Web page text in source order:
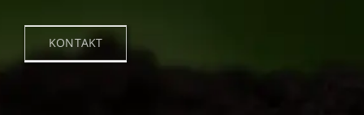
KONTAKT